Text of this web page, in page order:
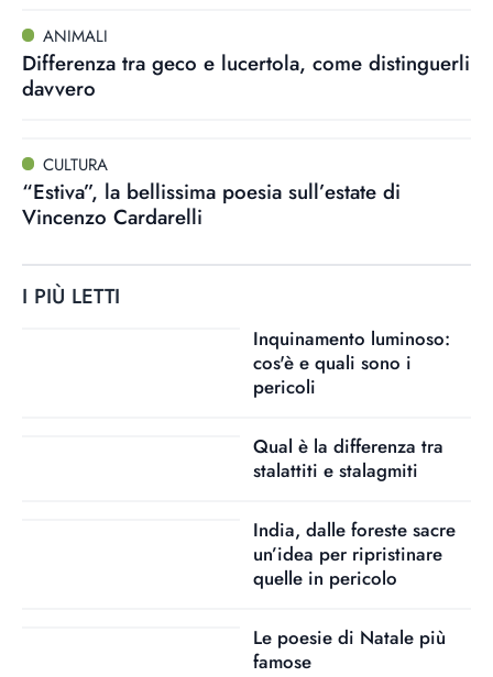
ANIMALI
Differenza tra geco e lucertola, come distinguerli
davvero
CULTURA
“Estiva”, la bellissima poesia sull’estate di
Vincenzo Cardarelli
I PIÙ LETTI
Inquinamento luminoso:
cos'è e quali sono i
pericoli
Qual è la differenza tra
stalattiti e stalagmiti
India, dalle foreste sacre
un’idea per ripristinare
quelle in pericolo
Le poesie di Natale più
famose